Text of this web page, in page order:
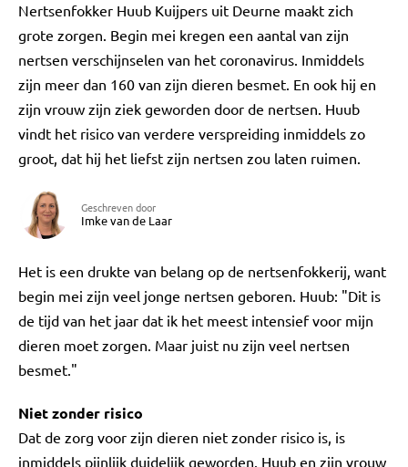
Nertsenfokker Huub Kuijpers uit Deurne maakt zich
grote zorgen. Begin mei kregen een aantal van zijn
nertsen verschijnselen van het coronavirus. Inmiddels
zijn meer dan 160 van zijn dieren besmet. En ook hij en
zijn vrouw zijn ziek geworden door de nertsen. Huub
vindt het risico van verdere verspreiding inmiddels zo
groot, dat hij het liefst zijn nertsen zou laten ruimen.
Geschreven door
Imke van de Laar
Het is een drukte van belang op de nertsenfokkerij, want
begin mei zijn veel jonge nertsen geboren. Huub: "Dit is
de tijd van het jaar dat ik het meest intensief voor mijn
dieren moet zorgen. Maar juist nu zijn veel nertsen
besmet."
Niet zonder risico
Dat de zorg voor zijn dieren niet zonder risico is, is
inmiddels pijnlijk duidelijk geworden. Huub en zijn vrouw